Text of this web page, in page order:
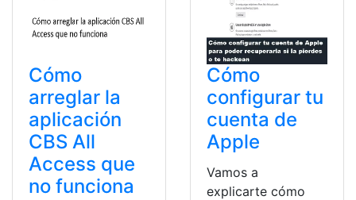
Cómo
arreglar la
aplicación
CBS All
Access que
no funciona
Cómo
configurar tu
cuenta de
Apple
Vamos a
explicarte cómo